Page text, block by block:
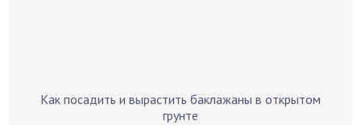
Как посадить и вырастить баклажаны в открытом
грунте